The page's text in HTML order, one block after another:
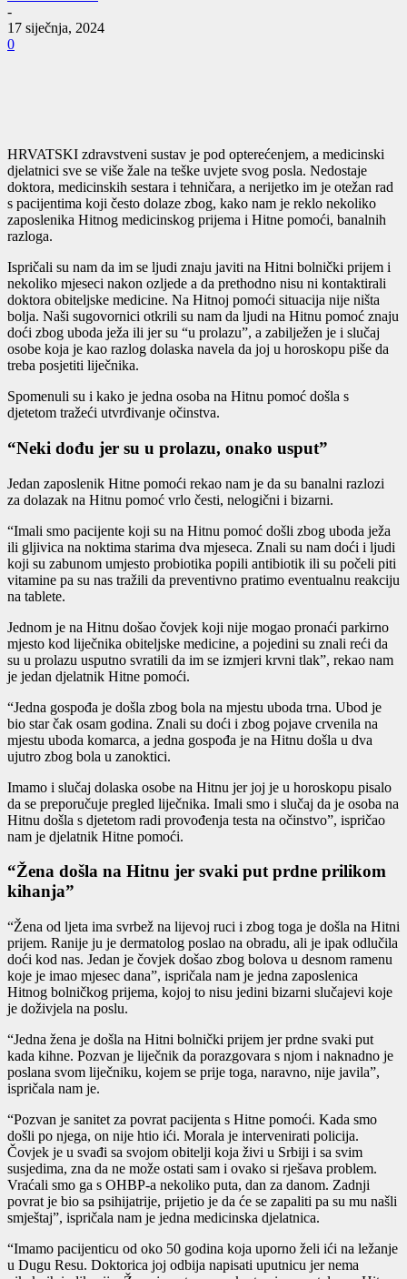
-
17 siječnja, 2024
0
HRVATSKI zdravstveni sustav je pod opterećenjem, a medicinski
djelatnici sve se više žale na teške uvjete svog posla. Nedostaje
doktora, medicinskih sestara i tehničara, a nerijetko im je otežan rad
s pacijentima koji često dolaze zbog, kako nam je reklo nekoliko
zaposlenika Hitnog medicinskog prijema i Hitne pomoći, banalnih
razloga.
Ispričali su nam da im se ljudi znaju javiti na Hitni bolnički prijem i
nekoliko mjeseci nakon ozljede a da prethodno nisu ni kontaktirali
doktora obiteljske medicine. Na Hitnoj pomoći situacija nije ništa
bolja. Naši sugovornici otkrili su nam da ljudi na Hitnu pomoć znaju
doći zbog uboda ježa ili jer su “u prolazu”, a zabilježen je i slučaj
osobe koja je kao razlog dolaska navela da joj u horoskopu piše da
treba posjetiti liječnika.
Spomenuli su i kako je jedna osoba na Hitnu pomoć došla s
djetetom tražeći utvrđivanje očinstva.
“Neki dođu jer su u prolazu, onako usput”
Jedan zaposlenik Hitne pomoći rekao nam je da su banalni razlozi
za dolazak na Hitnu pomoć vrlo česti, nelogični i bizarni.
“Imali smo pacijente koji su na Hitnu pomoć došli zbog uboda ježa
ili gljivica na noktima starima dva mjeseca. Znali su nam doći i ljudi
koji su zabunom umjesto probiotika popili antibiotik ili su počeli piti
vitamine pa su nas tražili da preventivno pratimo eventualnu reakciju
na tablete.
Jednom je na Hitnu došao čovjek koji nije mogao pronaći parkirno
mjesto kod liječnika obiteljske medicine, a pojedini su znali reći da
su u prolazu usputno svratili da im se izmjeri krvni tlak”, rekao nam
je jedan djelatnik Hitne pomoći.
“Jedna gospođa je došla zbog bola na mjestu uboda trna. Ubod je
bio star čak osam godina. Znali su doći i zbog pojave crvenila na
mjestu uboda komarca, a jedna gospođa je na Hitnu došla u dva
ujutro zbog bola u zanoktici.
Imamo i slučaj dolaska osobe na Hitnu jer joj je u horoskopu pisalo
da se preporučuje pregled liječnika. Imali smo i slučaj da je osoba na
Hitnu došla s djetetom radi provođenja testa na očinstvo”, ispričao
nam je djelatnik Hitne pomoći.
“Žena došla na Hitnu jer svaki put prdne prilikom
kihanja”
“Žena od ljeta ima svrbež na lijevoj ruci i zbog toga je došla na Hitni
prijem. Ranije ju je dermatolog poslao na obradu, ali je ipak odlučila
doći kod nas. Jedan je čovjek došao zbog bolova u desnom ramenu
koje je imao mjesec dana”, ispričala nam je jedna zaposlenica
Hitnog bolničkog prijema, kojoj to nisu jedini bizarni slučajevi koje
je doživjela na poslu.
“Jedna žena je došla na Hitni bolnički prijem jer prdne svaki put
kada kihne. Pozvan je liječnik da porazgovara s njom i naknadno je
poslana svom liječniku, kojem se prije toga, naravno, nije javila”,
ispričala nam je.
“Pozvan je sanitet za povrat pacijenta s Hitne pomoći. Kada smo
došli po njega, on nije htio ići. Morala je intervenirati policija.
Čovjek je u svađi sa svojom obitelji koja živi u Srbiji i sa svim
susjedima, zna da ne može ostati sam i ovako si rješava problem.
Vraćali smo ga s OHBP-a nekoliko puta, dan za danom. Zadnji
povrat je bio sa psihijatrije, prijetio je da će se zapaliti pa su mu našli
smještaj”, ispričala nam je jedna medicinska djelatnica.
“Imamo pacijenticu od oko 50 godina koja uporno želi ići na ležanje
u Dugu Resu. Doktorica joj odbija napisati uputnicu jer nema